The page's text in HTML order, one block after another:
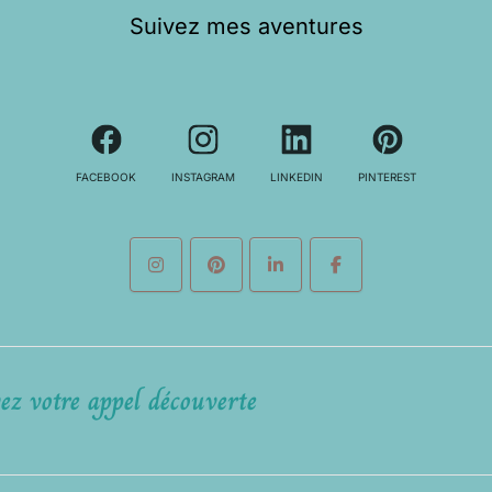
Suivez mes aventures
FACEBOOK INSTAGRAM LINKEDIN PINTEREST
votre appel découverte